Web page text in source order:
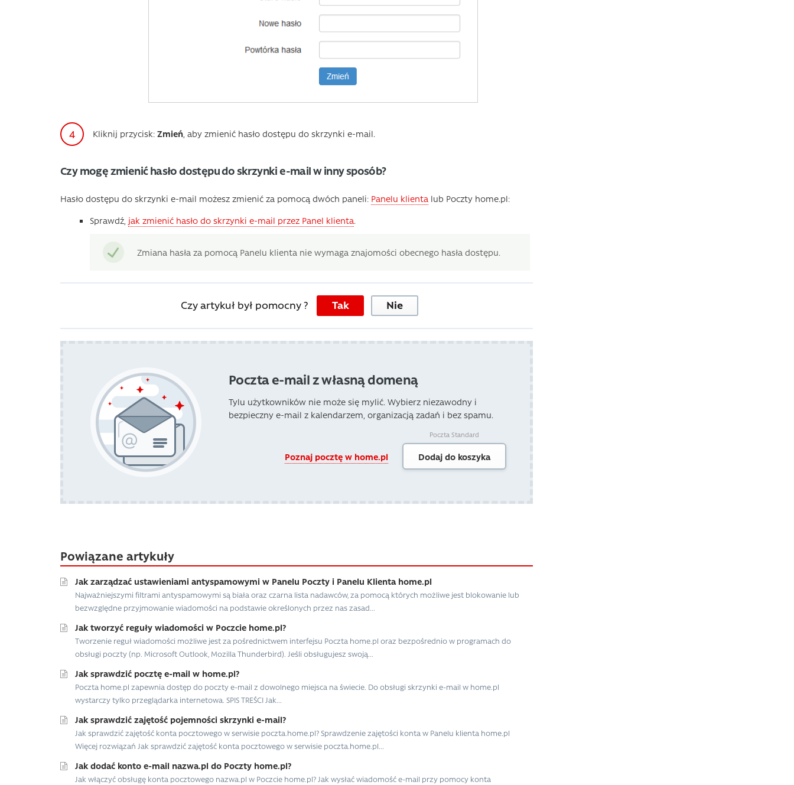
Kliknij przycisk: Zmień, aby zmienić hasło dostępu do skrzynki e-mail.
Czy mogę zmienić hasło dostępu do skrzynki e-mail w inny sposób?
Hasło dostępu do skrzynki e-mail możesz zmienić za pomocą dwóch paneli: Panelu klienta lub Poczty home.pl:
Sprawdź, jak zmienić hasło do skrzynki e-mail przez Panel klienta.
Zmiana hasła za pomocą Panelu klienta nie wymaga znajomości obecnego hasła dostępu.
Czy artykuł był pomocny ? Tak Nie
Poczta e-mail z własną domeną
Tylu użytkowników nie może się mylić. Wybierz niezawodny i
bezpieczny e-mail z kalendarzem, organizacją zadań i bez spamu.
Poznaj pocztę w home.pl
Poczta Standard
Dodaj do koszyka
Powiązane artykuły
Jak zarządzać ustawieniami antyspamowymi w Panelu Poczty i Panelu Klienta home.pl
Najważniejszymi filtrami antyspamowymi są biała oraz czarna lista nadawców, za pomocą których możliwe jest blokowanie lub
bezwzględne przyjmowanie wiadomości na podstawie określonych przez nas zasad...
Jak tworzyć reguły wiadomości w Poczcie home.pl?
Tworzenie reguł wiadomości możliwe jest za pośrednictwem interfejsu Poczta home.pl oraz bezpośrednio w programach do
obsługi poczty (np. Microsoft Outlook, Mozilla Thunderbird). Jeśli obsługujesz swoją...
Jak sprawdzić pocztę e-mail w home.pl?
Poczta home.pl zapewnia dostęp do poczty e-mail z dowolnego miejsca na świecie. Do obsługi skrzynki e-mail w home.pl
wystarczy tylko przeglądarka internetowa. SPIS TREŚCI Jak...
Jak sprawdzić zajętość pojemności skrzynki e-mail?
Jak sprawdzić zajętość konta pocztowego w serwisie poczta.home.pl? Sprawdzenie zajętości konta w Panelu klienta home.pl
Więcej rozwiązań Jak sprawdzić zajętość konta pocztowego w serwisie poczta.home.pl...
Jak dodać konto e-mail nazwa.pl do Poczty home.pl?
Jak włączyć obsługę konta pocztowego nazwa.pl w Poczcie home.pl? Jak wysłać wiadomość e-mail przy pomocy konta